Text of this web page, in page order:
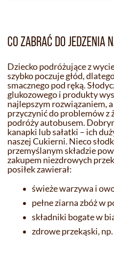
CO ZABRAĆ DO JEDZENIA
Dziecko podróżujące z
szybko poczuje głód,
smacznego pod ręką.
glukozowego i produkty
najlepszym rozwiązaniem,
przyczynić do problemów z
podróży autobusem.
kanapki lub sałatki – ich
naszej Cukierni. Nieco
przemyślanym składzie
zakupem niezdrowych
posiłek zawierał:
świeże warzywa i
pełne ziarna zbóż w
składniki bogate w
zdrowe przekąski,